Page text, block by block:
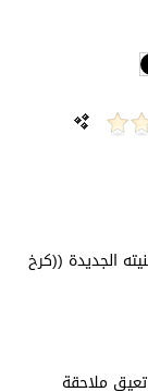
الجديدة ((كرخ
ملاحقة